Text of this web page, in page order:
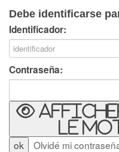
Debe identificarse
Identificador:
Contraseña:
le
Olvidé mi